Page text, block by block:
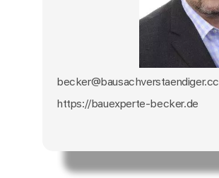
becker@bausachverstaendiger.cc
https://bauexperte-becker.de